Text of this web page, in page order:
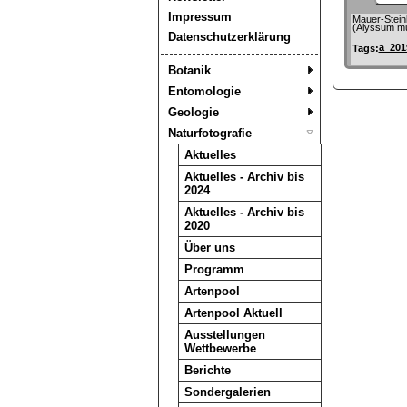
Impressum
Datenschutzerklärung
Botanik
Entomologie
Geologie
Naturfotografie
Aktuelles
Aktuelles - Archiv bis
2024
Aktuelles - Archiv bis
2020
Über uns
Programm
Artenpool
Artenpool Aktuell
Ausstellungen
Wettbewerbe
Berichte
Sondergalerien
Mauer-
(Alyssum
Tags: